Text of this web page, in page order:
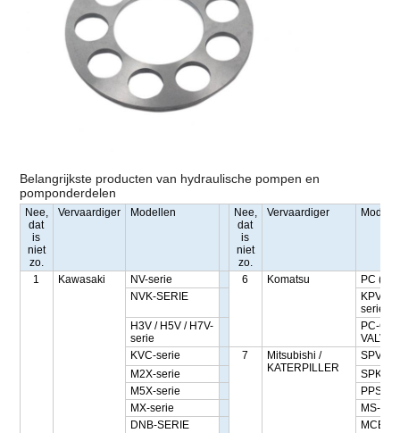
Belangrijkste producten van hydraulische pompen en
pomponderdelen
Nee,
dat
is
niet
zo.
Vervaardiger Modellen
Nee,
dat
is
niet
zo.
Vervaardiger
1 Kawasaki NV-serie 6 Komatsu
PC
NVK-SERIE
KPV/
serie
H3V / H5V / H7V-
serie
PC-
VALVE
KVC-serie
7
Mitsubishi /
KATERPILLER
SPV10/
M2X-serie
SPK10/
M5X-serie
PPS140
MX-serie
MS-
DNB-SERIE
MCB-